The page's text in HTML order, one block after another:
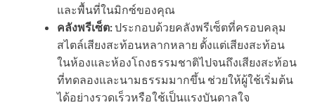
และพื้นที่ในมิกซ์ของคุณ
คลังพรีเซ็ต:ประกอบด้วยคลังพรีเซ็ตที่ครอบคลุม
สไตล์เสียงสะท้อนหลากหลาย ตั้งแต่เสียงสะท้อน
ในห้องและห้องโถงธรรมชาติไปจนถึงเสียงสะท้อน
ที่ทดลองและนามธรรมมากขึ้น ช่วยให้ผู้ใช้เริ่มต้น
ได้อย่างรวดเร็วหรือใช้เป็นแรงบันดาลใจ